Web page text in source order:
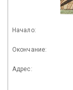
Начало:
Окончание:
Адрес: